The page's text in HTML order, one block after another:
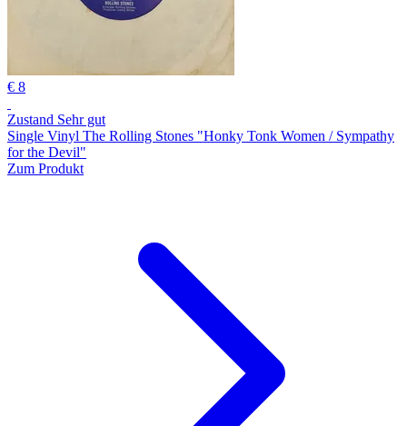
€ 8
Zustand Sehr gut
Single Vinyl The Rolling Stones "Honky Tonk Women / Sympathy
for the Devil"
Zum Produkt